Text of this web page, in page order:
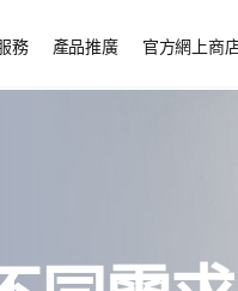
務 產品推廣 官方網上商